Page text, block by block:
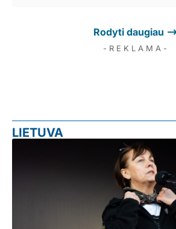
Rodyti daugiau
- R E K L A M A -
LIETUVA